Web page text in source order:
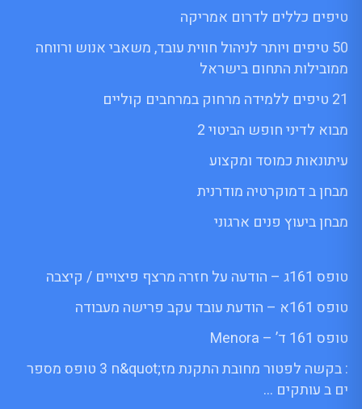
טיפים כללים לדרום אמריקה
50 טיפים ויותר לניהול חווית עובד, משאבי אנוש ורווחה
ממובילות התחום בישראל
21 טיפים ללמידה מרחוק במרחבים קוליים
מבוא לדיני חופש הביטוי 2
עיתונאות כמוסד ומקצוע
מבחן ב דמוקרטיה מודרנית
מבחן ביעוץ פנים ארגוני
טופס 161ג – הודעה על חזרה מרצף פיצויים / קיצבה
טופס 161א – הודעת עובד עקב פרישה מעבודה
טופס 161 ד’ – Menora
: בקשה לפטור מחובת התקנת מז;quot&ח 3 טופס מספר
ים ב עותקים …